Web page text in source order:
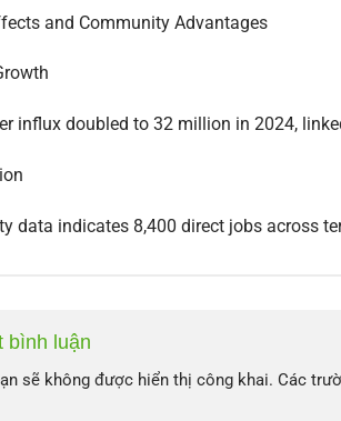
and Community Advantages
influx doubled to 32 million in 2024,
data indicates 8,400 direct jobs across
bình luận
sẽ không được hiển thị công khai. Các